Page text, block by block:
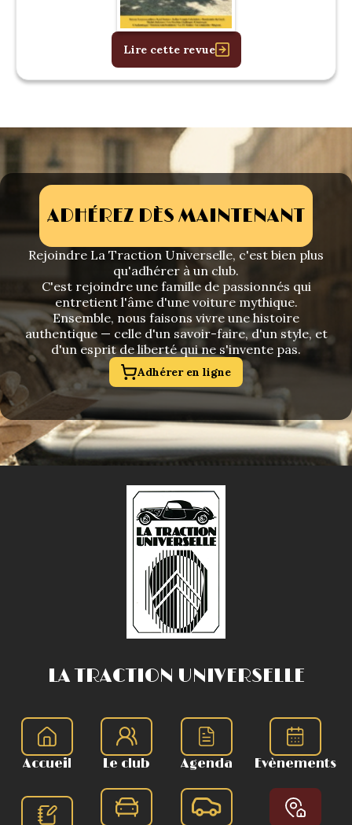
Lire cette revue
ADHÉREZ DÈS MAINTENANT
Rejoindre La Traction Universelle, c'est bien plus
qu'adhérer à un club.
C'est rejoindre une famille de passionnés qui
entretient l'âme d'une voiture mythique.
Ensemble, nous faisons vivre une histoire
authentique — celle d'un savoir-faire, d'un style, et
d'un esprit de liberté qui ne s'invente pas.
Adhérer en ligne
LA TRACTION UNIVERSELLE
Accueil Le club Agenda Evènements